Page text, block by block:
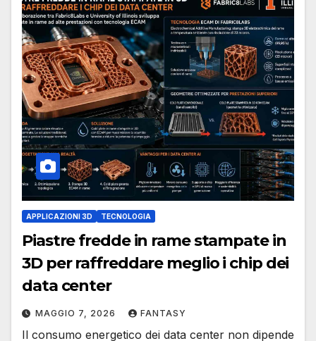
APPLICAZIONI 3D TECNOLOGIA
Piastre fredde in rame stampate in
3D per raffreddare meglio i chip dei
data center
MAGGIO 7, 2026 FANTASY
Il consumo energetico dei data center non dipende